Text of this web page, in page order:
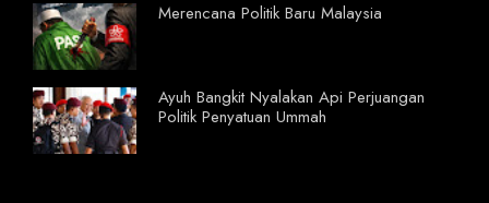
Merencana Politik Baru Malaysia
Ayuh Bangkit Nyalakan Api Perjuangan
Politik Penyatuan Ummah